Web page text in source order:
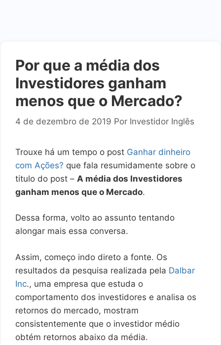
Por que a média dos
Investidores ganham
menos que o Mercado?
4 de dezembro de 2019 Por Investidor Inglês
Trouxe há um tempo o post Ganhar dinheiro
com Ações? que fala resumidamente sobre o
titulo do post – A média dos Investidores
ganham menos que o Mercado.
Dessa forma, volto ao assunto tentando
alongar mais essa conversa.
Assim, começo indo direto a fonte. Os
resultados da pesquisa realizada pela Dalbar
Inc., uma empresa que estuda o
comportamento dos investidores e analisa os
retornos do mercado, mostram
consistentemente que o investidor médio
obtém retornos abaixo da média.